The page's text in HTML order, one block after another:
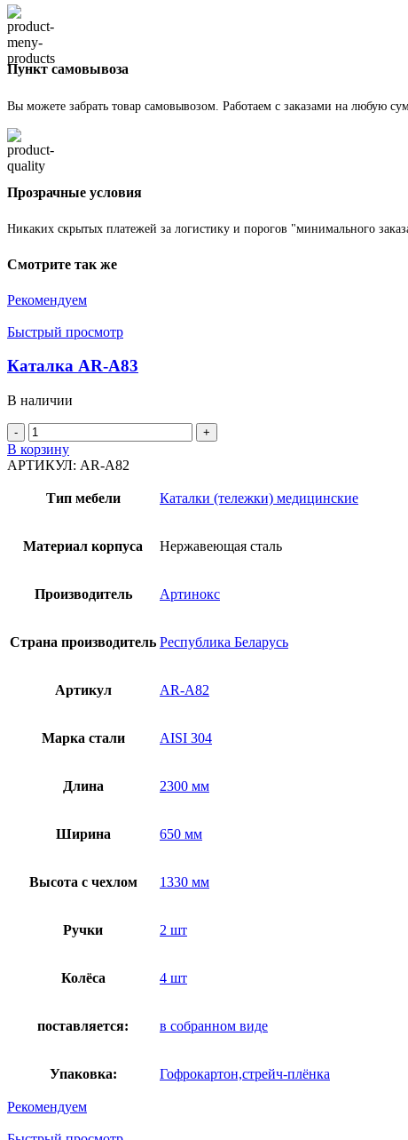
Пункт самовывоза
Вы можете забрать товар самовывозом. Работаем с заказами на любую
Прозрачные условия
Никаких скрытых платежей за логистику и порогов "минимального
Смотрите так же
Рекомендуем
Быстрый просмотр
Каталка AR-A83
В наличии
Количество
товара
Каталка
A83
В корзину
АРТИКУЛ: AR-A82
Тип мебели Каталки (тележки) медицинские
Материал корпуса Нержавеющая сталь
Производитель Артинокс
Страна производитель Республика Беларусь
Артикул AR-A82
Марка стали AISI 304
Длина 2300 мм
Ширина 650 мм
Высота с чехлом 1330 мм
Ручки 2 шт
Колёса 4 шт
поставляется: в собранном виде
Упаковка: Гофрокартон,стрейч-плёнка
Рекомендуем